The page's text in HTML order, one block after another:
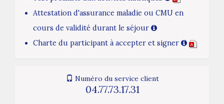
Attestation d'assurance maladie ou CMU en
cours de validité durant le séjour
Charte du participant à accepter et signer
Numéro du service client
04.77.73.17.31